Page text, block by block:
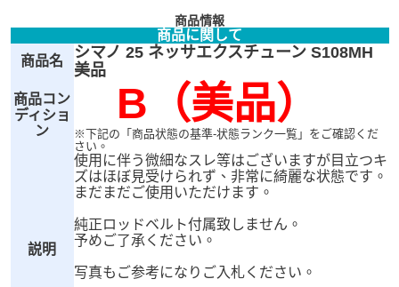
商品情報
商品に関して
商品名
シマノ 25 ネッサエクスチューン S108MH
美品
商品コン
ディショ
ン
B（美品）
※下記の「商品状態の基準-状態ランク一覧」をご確認くだ
さい。
説明
使用に伴う微細なスレ等はございますが目立つキ
ズはほぼ見受けられず、非常に綺麗な状態です。
まだまだご使用いただけます。
純正ロッドベルト付属致しません。
予めご了承ください。
写真もご参考になりご入札ください。